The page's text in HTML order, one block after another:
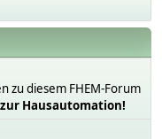
zu diesem FHEM-Forum
Hausautomation!